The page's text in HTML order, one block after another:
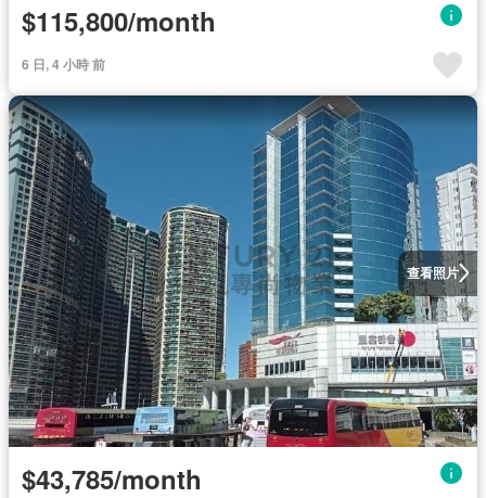
$115,800/month
6 日, 4 小時 前
查看照片
$43,785/month